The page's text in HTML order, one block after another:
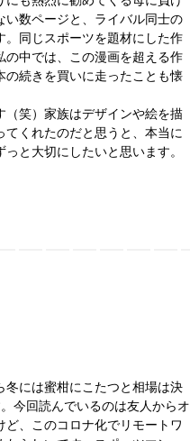
数ページと、ライバル同士の
同じスポーツを題材にした作
中では、この漫画を超える作
続きを買いに走ったことも懐
（笑）家族はデザインや絵を描
くれたのだと思うと、本当に
と大切にしたいと思います。
には蜜柑にこたつと相場は決
今回読んでいるのは友人からオ
、このコロナ化でリモートワ